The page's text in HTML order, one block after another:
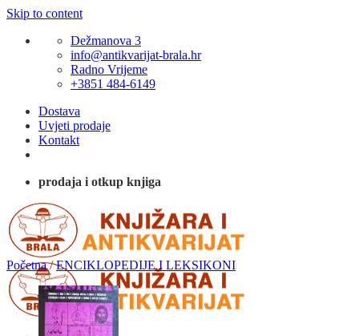
Skip to content
Dežmanova 3
info@antikvarijat-brala.hr
Radno Vrijeme
+3851 484-6149
Dostava
Uvjeti prodaje
Kontakt
prodaja i otkup knjiga
Početna / ENCIKLOPEDIJE I LEKSIKONI